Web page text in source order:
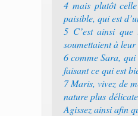
4 mais plutôt
paisible, qui est
5 C’est ainsi que
soumettaient à
6 comme Sara, qui
faisant ce qui est
7 Maris, vivez de
nature plus
Agissez ainsi afin